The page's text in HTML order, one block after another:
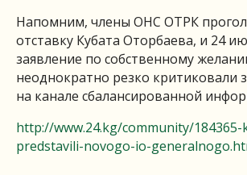
Напомним, члены ОНС ОТРК
отставку Кубата Оторбаева, и 24
заявление по собственному
неоднократно резко критиковали
на канале сбалансированной
http://www.24.kg/community/
predstavili-novogo-io-